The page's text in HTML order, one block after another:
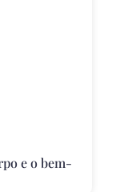
e o bem-